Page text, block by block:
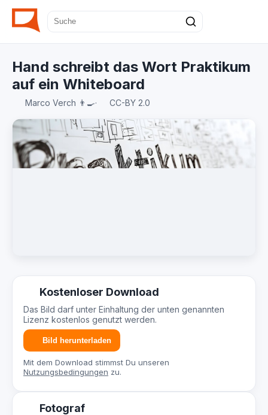
Hand schreibt das Wort Praktikum
auf ein Whiteboard
Marco Verch 👨‍🍳· CC-BY 2.0
Kostenloser Download
Das Bild darf unter Einhaltung der unten genannten
Lizenz kostenlos genutzt werden.
Bild herunterladen
Mit dem Download stimmst Du unseren
Nutzungsbedingungen zu.
Fotograf